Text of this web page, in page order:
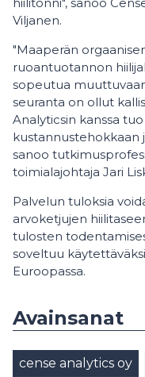
Viljanen.
"Maaperän
ruoantuotannon
sopeutua
seuranta on ollut
Analyticsin kanssa
kustannustehokkaan
sanoo
toimialajohtaja Jari
Palvelun tuloksia
arvoketjujen
tulosten
soveltuu
Euroopassa.
Avainsanat
cense analytics oy